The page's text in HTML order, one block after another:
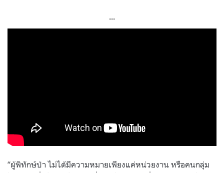
…
“ผู้พิทักษ์ป่า ไม่ได้มีความหมายเพียงแค่หน่วยงาน หรือคนกลุ่ม